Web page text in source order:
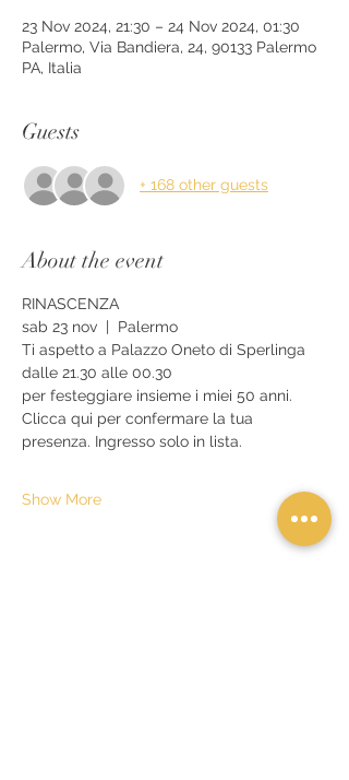
23 Nov 2024, 21:30 – 24 Nov 2024, 01:30
Palermo, Via Bandiera, 24, 90133 Palermo
PA, Italia
Guests
+ 168 other guests
About the event
RINASCENZA
sab 23 nov  |  Palermo
Ti aspetto a Palazzo Oneto di Sperlinga
dalle 21.30 alle 00.30
per festeggiare insieme i miei 50 anni.
Clicca qui per confermare la tua
presenza. Ingresso solo in lista.
Show More